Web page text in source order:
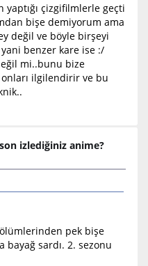
çizgifilmlerle geçti
bişe demiyorum ama
değil ve böyle birşeyi
yani benzer kare ise :/
mi..bunu bize
onları ilgilendirir ve bu
izlediğiniz anime?
pek bişe
bayağ sardı. 2. sezonu